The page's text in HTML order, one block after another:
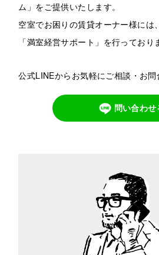
ム」をご提供いたします。
空室でお困りの賃貸オーナー様には
「満室経営サポート」を行っており
公式LINEからお気軽にご相談・お問
問い合わせ